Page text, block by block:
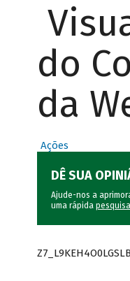
do
da
Ações
DÊ SUA
Ajude-nos a
uma rápida pesquisa